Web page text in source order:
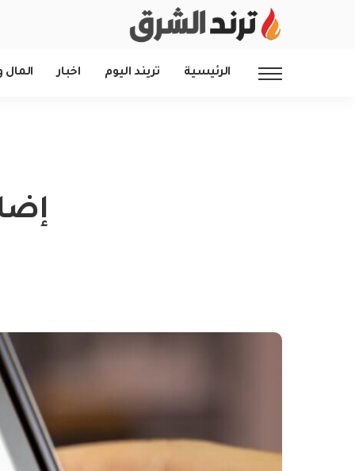
الرئيسية تريند اليوم اخبار المال